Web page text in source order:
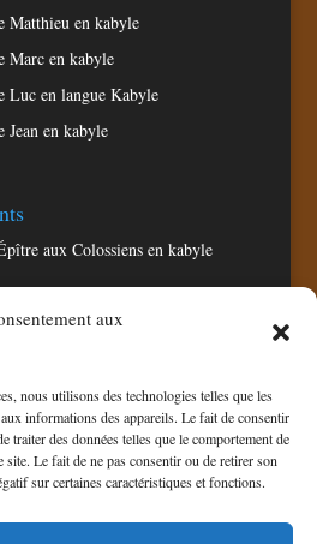
aux
nous utilisons des technologies telles que les
informations des appareils. Le fait de consentir
traiter des données telles que le comportement de
Le fait de ne pas consentir ou de retirer son
sur certaines caractéristiques et fonctions.
Matthieu en kabyle
Marc en kabyle
Luc en langue Kabyle
Jean en kabyle
aux Colossiens en kabyle